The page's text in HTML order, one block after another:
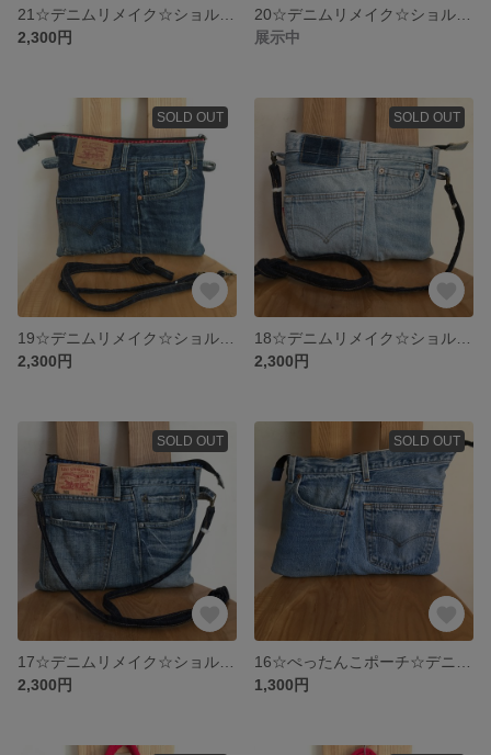
2,300円
展示中
SOLD OUT
2,300円
SOLD OUT
2,300円
SOLD OUT
2,300円
SOLD OUT
1,300円